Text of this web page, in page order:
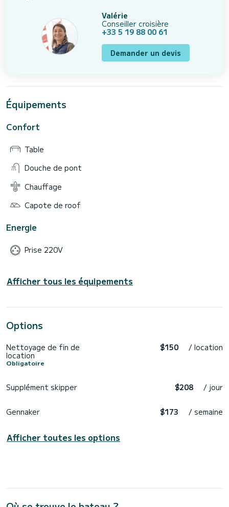
Valérie
Conseiller croisière
+33 5 19 88 00 61
Demander un devis
Équipements
Confort
Table
Douche de pont
Chauffage
Capote de roof
Energie
Prise 220V
Afficher tous les équipements
Options
Nettoyage de fin de
location
Obligatoire
$150 / location
Supplément skipper $208 / jour
Gennaker $173 / semaine
Afficher toutes les options